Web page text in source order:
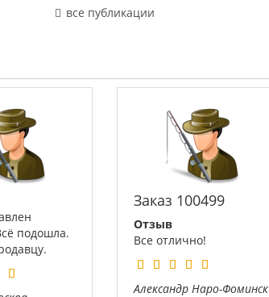
все публикации
подошла.
Заказ 100499
Отзыв
Все отлично!
Александр Наро-Фоминск